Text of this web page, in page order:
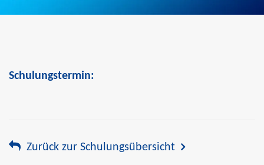
Schulungstermin:
Zurück zur Schulungsübersicht